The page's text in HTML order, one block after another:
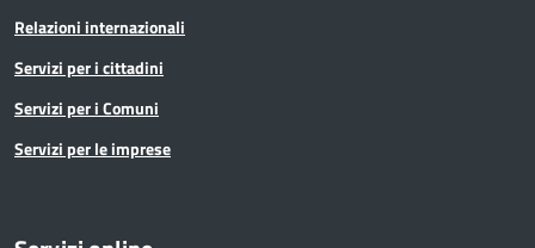
Relazioni internazionali
Servizi per i cittadini
Servizi per i Comuni
Servizi per le imprese